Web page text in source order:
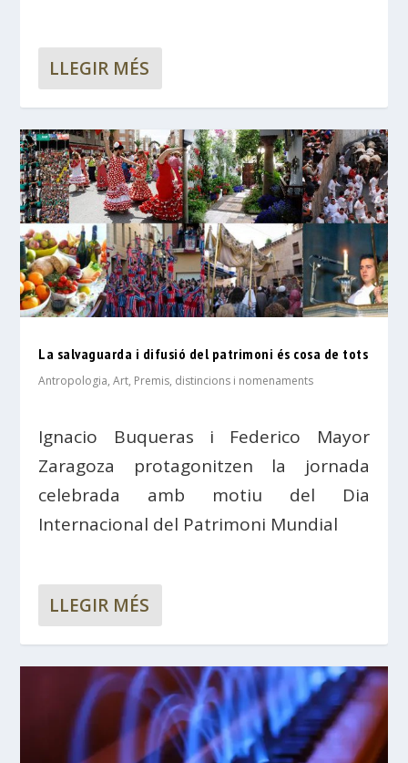
LLEGIR MÉS
La salvaguarda i difusió del patrimoni és cosa de tots
Antropologia,Art, Premis, distincions i nomenaments
Ignacio Buqueras i Federico Mayor
Zaragoza protagonitzen la jornada
celebrada amb motiu del Dia
Internacional del Patrimoni Mundial
LLEGIR MÉS